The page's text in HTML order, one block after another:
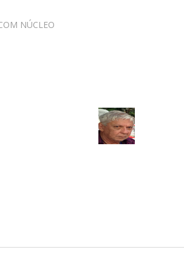
NÚCLEO